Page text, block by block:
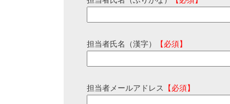
担当者氏名（漢字） 【必須】
担当者メールアドレス 【必須】